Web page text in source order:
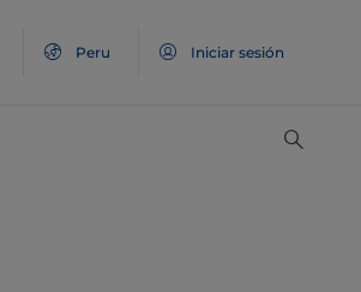
Peru Iniciar sesión